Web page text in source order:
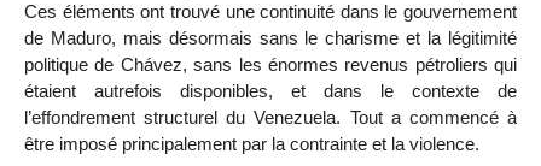
Ces éléments ont trouvé une continuité dans le gouvernement
de Maduro, mais désormais sans le charisme et la légitimité
politique de Chávez, sans les énormes revenus pétroliers qui
étaient autrefois disponibles, et dans le contexte de
l’effondrement structurel du Venezuela. Tout a commencé à
être imposé principalement par la contrainte et la violence.